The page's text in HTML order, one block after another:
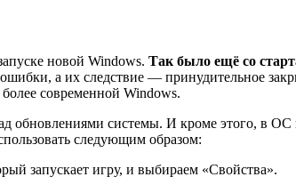
новой Windows. Так было ещё со
а их следствие — принудительное
современной Windows.
обновлениями системы. И кроме этого, в
следующим образом:
запускает игру, и выбираем «Свойства».